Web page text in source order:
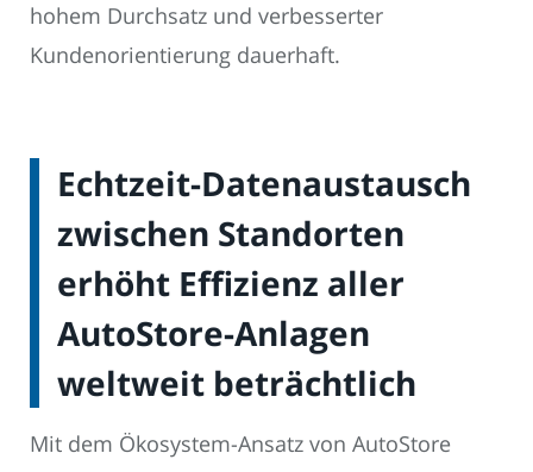
hohem Durchsatz und verbesserter
Kundenorientierung dauerhaft.
Echtzeit-Datenaustausch
zwischen Standorten
erhöht Effizienz aller
AutoStore-Anlagen
weltweit beträchtlich
Mit dem Ökosystem-Ansatz von AutoStore